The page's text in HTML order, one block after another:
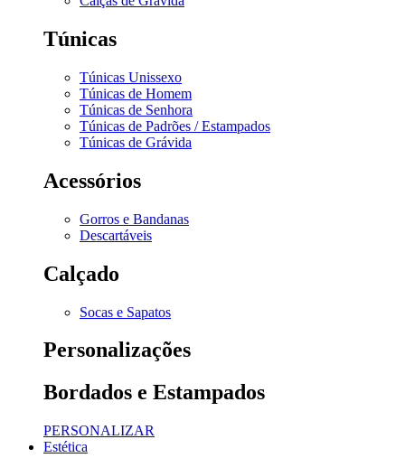
Túnicas
Túnicas Unissexo
Túnicas de Homem
Túnicas de Senhora
Túnicas de Padrões / Estampados
Túnicas de Grávida
Acessórios
Gorros e Bandanas
Descartáveis
Calçado
Socas e Sapatos
Personalizações
Bordados e Estampados
PERSONALIZAR
Estética